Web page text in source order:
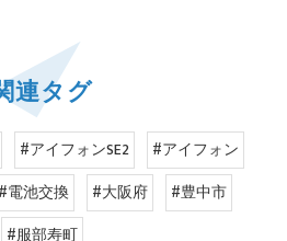
連タグ
#アイフォンSE2
#アイフォン
#電池交換 #大阪府
#豊中市
#服部寿町